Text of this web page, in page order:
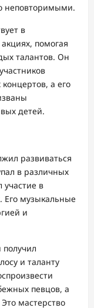
неповторимыми.
в
помогая
талантов. Он
а его
детей.
развиваться
в различных
в
Его музыкальные
и
и таланту
певцов, а
мастерство